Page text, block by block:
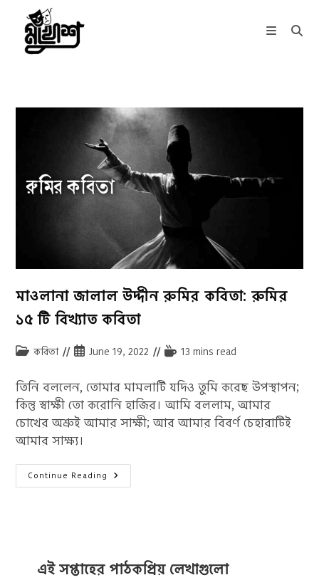
content
মাওলানা জালাল উদ্দীন রুমির কবিতা: রুমির
১৫ টি বিখ্যাত কবিতা
Postকবিতা
PostJune 19, 2022
Reading13 mins read
তিনি বললেন, তোমার মামলাটি যদিও তুমি করেছ উপস্থাপন;
কিন্তু স্বাক্ষী তো করোনি হাজির। আমি বললাম, আমার
চোখের অশ্রুই আমার সাক্ষী; আর আমার বিবর্ণ চেহারাটিই
আমার সাক্ষ্য।
Continue Reading মাওলানা
জালাল
কবিতা
এই সপ্তাহের পাঠকপ্রিয় লেখাগুলো